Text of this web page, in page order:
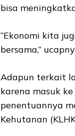
bisa
“Ekonomi kita
bersama,”
Adapun terkait
karena masuk
penentuannya
Kehutanan